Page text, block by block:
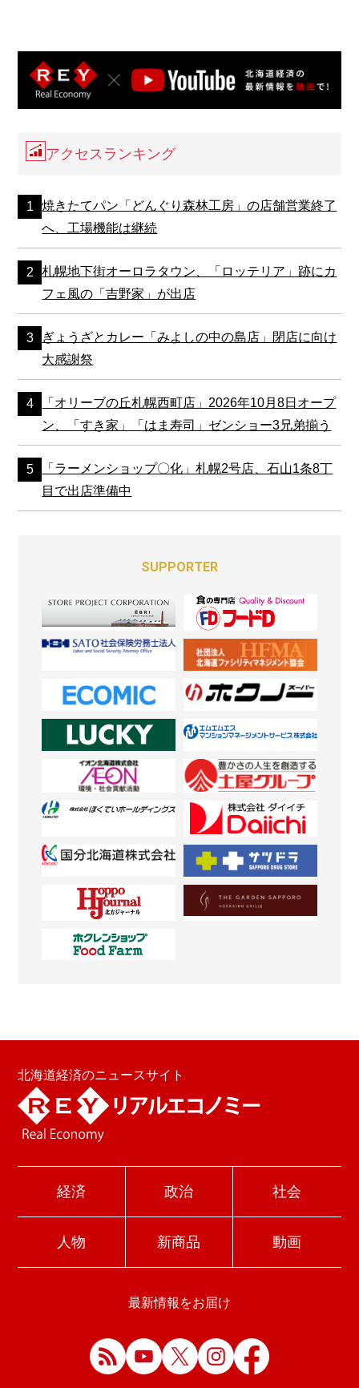
アクセスランキング
焼きたてパン「どんぐり森林工房」の店舗営業終了
へ、工場機能は継続
札幌地下街オーロラタウン、「ロッテリア」跡にカ
フェ風の「吉野家」が出店
ぎょうざとカレー「みよしの中の島店」閉店に向け
大感謝祭
「オリーブの丘札幌西町店」2026年10月8日オープ
ン、「すき家」「はま寿司」ゼンショー3兄弟揃う
「ラーメンショップ〇化」札幌2号店、石山1条8丁
目で出店準備中
SUPPORTER
北海道経済のニュースサイト
経済 政治 社会
人物 新商品 動画
最新情報をお届け